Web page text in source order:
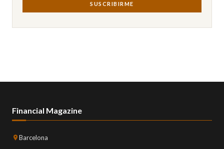
SUSCRIBIRME
Financial Magazine
Barcelona